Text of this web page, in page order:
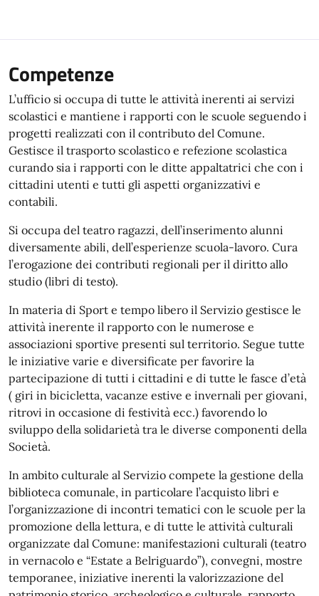
Competenze
L’ufficio si occupa di tutte le attività inerenti ai servizi
scolastici e mantiene i rapporti con le scuole seguendo i
progetti realizzati con il contributo del Comune.
Gestisce il trasporto scolastico e refezione scolastica
curando sia i rapporti con le ditte appaltatrici che con i
cittadini utenti e tutti gli aspetti organizzativi e
contabili.
Si occupa del teatro ragazzi, dell’inserimento alunni
diversamente abili, dell’esperienze scuola-lavoro. Cura
l’erogazione dei contributi regionali per il diritto allo
studio (libri di testo).
In materia di Sport e tempo libero il Servizio gestisce le
attività inerente il rapporto con le numerose e
associazioni sportive presenti sul territorio. Segue tutte
le iniziative varie e diversificate per favorire la
partecipazione di tutti i cittadini e di tutte le fasce d’età
( giri in bicicletta, vacanze estive e invernali per giovani,
ritrovi in occasione di festività ecc.) favorendo lo
sviluppo della solidarietà tra le diverse componenti della
Società.
In ambito culturale al Servizio compete la gestione della
biblioteca comunale, in particolare l’acquisto libri e
l’organizzazione di incontri tematici con le scuole per la
promozione della lettura, e di tutte le attività culturali
organizzate dal Comune: manifestazioni culturali (teatro
in vernacolo e “Estate a Belriguardo”), convegni, mostre
temporanee, iniziative inerenti la valorizzazione del